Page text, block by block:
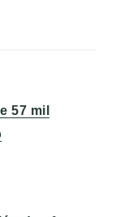
57 mil